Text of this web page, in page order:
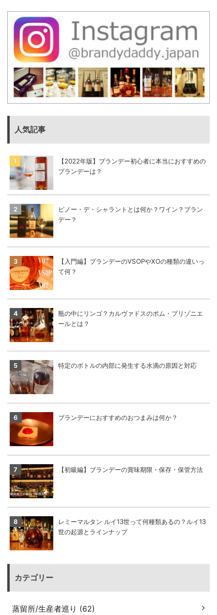
人気記事
【2022年版】ブランデー初心者に本当におすすめの
ブランデーは？
ピノー・デ・シャラントとは何か？ワイン？ブラン
デー？
【入門編】ブランデーのVSOPやXOの種類の違いっ
て何？
瓶の中にリンゴ？カルヴァドスのポム・プリゾニエ
ールとは？
特定のボトルの内部に発生する水滴の原因と対応
ブランデーにおすすめのおつまみは何か？
【初級編】ブランデーの賞味期限・保存・保管方法
レミーマルタン ルイ13世って何種類あるの？ルイ13
世の起源とラインナップ
カテゴリー
蒸留所/生産者巡り (62)